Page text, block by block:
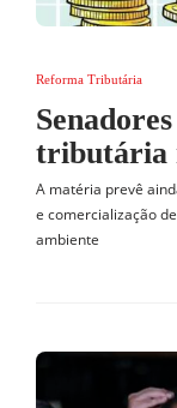
Reforma Tributária
tributária
A matéria prevê
e comercialização
ambiente